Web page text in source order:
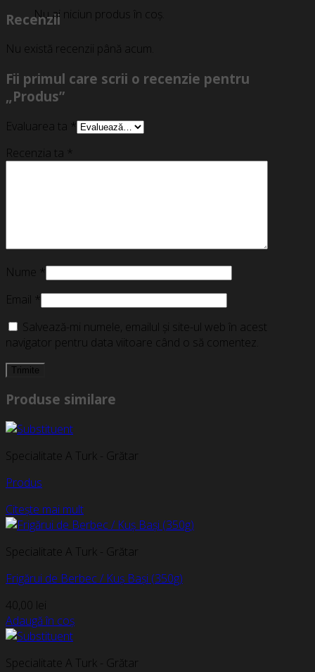
Nu ai niciun produs în coș.
Recenzii
Nu există recenzii până acum.
Fii primul care scrii o recenzie pentru
„Produs”
Evaluarea ta *
Recenzia ta *
Nume *
Email *
Salvează-mi numele, emailul și site-ul web în acest
navigator pentru data viitoare când o să comentez.
Produse similare
Specialitate A Turk - Grătar
Produs
Citește mai mult
Specialitate A Turk - Grătar
Frigărui de Berbec / Kuș Bași (350g)
40,00 lei
Adaugă în coș
Specialitate A Turk - Grătar